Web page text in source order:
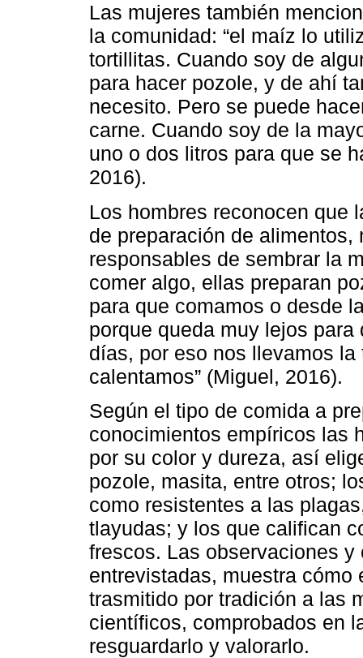
Las mujeres también
la comunidad: “el maíz lo
tortillitas. Cuando soy de
para hacer pozole, y de ahí
necesito. Pero se puede
carne. Cuando soy de la
uno o dos litros para que se
2016).
Los hombres reconocen que
de preparación de
responsables de sembrar la
comer algo, ellas preparan
para que comamos o desde
porque queda muy lejos
días, por eso nos llevamos
calentamos” (Miguel, 2016).
Según el tipo de comida a
conocimientos empíricos las
por su color y dureza, así
pozole, masita, entre otros;
como resistentes a las
tlayudas; y los que califican
frescos. Las observaciones
entrevistadas, muestra
trasmitido por tradición a las
científicos, comprobados en
resguardarlo y valorarlo.